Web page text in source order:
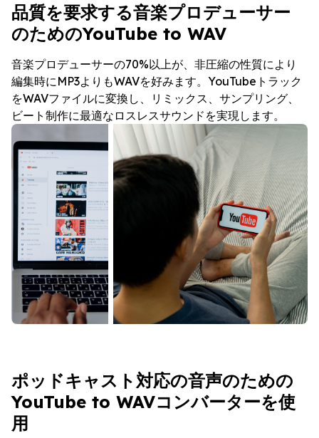
品質を要求する音楽プロデューサー
のためのYouTube to WAV
音楽プロデューサーの70%以上が、非圧縮の性質により
編集時にMP3よりもWAVを好みます。YouTubeトラック
をWAVファイルに変換し、リミックス、サンプリング、
ビート制作に最適なロスレスサウンドを実現します。
ポッドキャスト対応の音声のための
YouTube to WAVコンバーターを使
用